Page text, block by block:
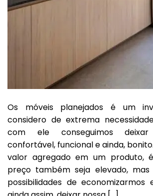
Os móveis planejados é um
considero de extrema
com ele conseguimos
confortável, funcional e ainda,
valor agregado em um produto,
preço também seja elevado, mas
possibilidades de